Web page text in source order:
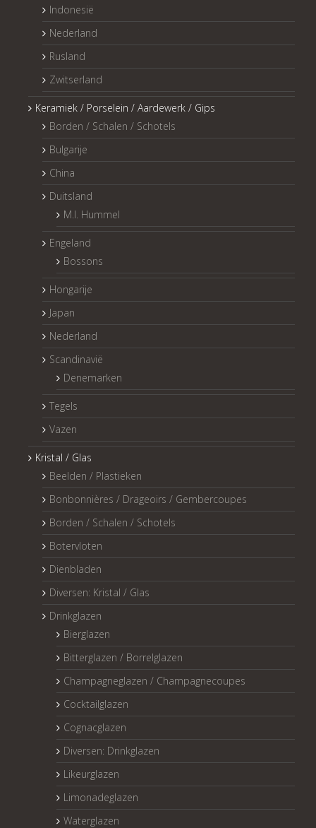
Indonesië
Nederland
Rusland
Zwitserland
Keramiek / Porselein / Aardewerk / Gips
Borden / Schalen / Schotels
Bulgarije
China
Duitsland
M.I. Hummel
Engeland
Bossons
Hongarije
Japan
Nederland
Scandinavië
Denemarken
Tegels
Vazen
Kristal / Glas
Beelden / Plastieken
Bonbonnières / Drageoirs / Gembercoupes
Borden / Schalen / Schotels
Botervloten
Dienbladen
Diversen: Kristal / Glas
Drinkglazen
Bierglazen
Bitterglazen / Borrelglazen
Champagneglazen / Champagnecoupes
Cocktailglazen
Cognacglazen
Diversen: Drinkglazen
Likeurglazen
Limonadeglazen
Waterglazen